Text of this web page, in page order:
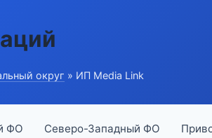
округ » ИП Media Link
ФО Северо-Западный ФО